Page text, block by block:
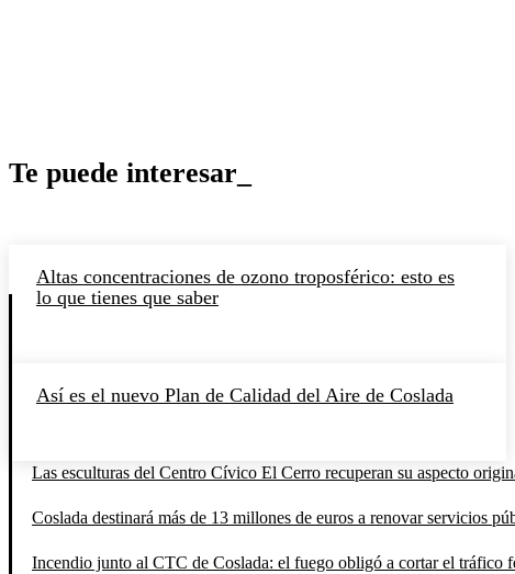
Te puede interesar_
Altas concentraciones de ozono troposférico: esto es
lo que tienes que saber
Así es el nuevo Plan de Calidad del Aire de Coslada
Las esculturas del Centro Cívico El Cerro recuperan su aspecto
Coslada destinará más de 13 millones de euros a renovar servicios
Incendio junto al CTC de Coslada: el fuego obligó a cortar el tráfico